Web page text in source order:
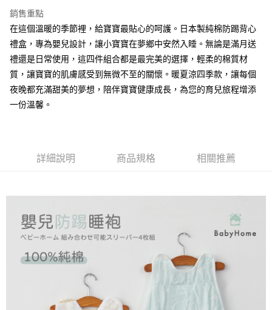
2.透過簡訊連結打開帳單後，可選擇「超商條碼／台灣大直營門市／銀行轉
帳／街口支付／iPASS MONEY」等通路繳費。
【注意事項】
1.本服務係由「台灣大哥大股份有限公司」（以下簡稱本公司）所提供，讓
買賣價金債權讓與本公司後，依約使用本公司帳單繳交帳款。
2.基於同意付款使用「大哥付你分期」之契約關係目的，商店將以您的個人
資料（包含姓名、電話或地址）提供予台灣大哥大進項蒐集、處理及利用，
由本公司與您本人進行分期帳單所需資料之確認、核對及更正。
結帳頁面，進行簡訊認證並確認金額後，即可完成結帳。
２．訂單成立數日內，您將收到繳費通知簡訊。
３．收到繳費通知簡訊後14天內，點擊此簡訊中的連結，可透過四大超商／
ATM／網路銀行／等多元方式進行付款，方視為交易完成。
※ 請注意：結帳手續完成當下不需立刻繳費，但若您需要取消訂單，請聯絡
購買商品的店家。未經商家同意取消之訂單仍視為有效，需透過AFTEE先享
※ 交易是否成功請以「AFTEE先享後付 」之結帳頁面顯示為準，若有關於
是否繳費成功／繳費後需取消欲退款等相關疑問，請聯繫「AFTEE先享後付
易，需依本服務之必要範圍內提供個人資料，並將交易相關給付款項請求債
「AFTEE先享後付」，若未經同意申辦者引起之損失，本公司不負相關責
任。
４．使用「AFTEE先享後付」時，將依據個別帳號之用戶狀況，依本公司即
時審查核予不同之上限額度；若仍有額度不足之情形，本公司將視審查結果
請求用戶進行身份認證。
５．嚴禁一人註冊多個帳號或使用他人資訊註冊。若發現惡意使用之情形，
恩沛科技股份有限公司將有權停止該用戶之使用額度並採取法律行動。
付款後全家取貨
每筆NT$65，滿NT$990(含以上)免運費
萊爾富取貨付款
每筆NT$60，滿NT$990(含以上)免運費
付款後萊爾富取貨
每筆NT$60，滿NT$990(含以上)免運費
每筆NT$150，滿NT$990(含以上)免運費
郵局包裹
每筆NT$250
銷售重點
在這個溫暖的季節裡，給寶寶最貼心的呵護。日本製純棉防踢背心
禮盒，專為嬰兒設計，讓小寶寶在夢鄉中安然入睡。無論是滿月送
禮還是日常使用，這四件組合都是最完美的選擇，輕柔的棉質材
質，讓寶寶的肌膚感受到無微不至的關懷。暖夏涼四季款，讓每個
夜晚都充滿甜美的夢想，陪伴寶寶健康成長，為您的育兒旅程增添
一份溫馨。
詳細說明 商品規格 相關推薦